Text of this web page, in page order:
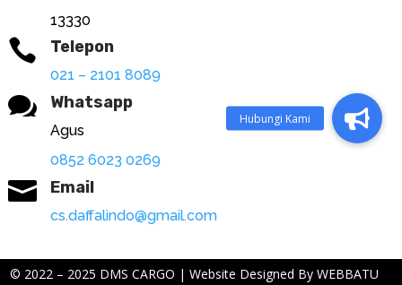
13330
 Telepon
021 – 2101 8089
 Whatsapp
Agus
0852 6023 0269
 Email
cs.daffalindo@gmail.com
© 2022 – 2025 DMS CARGO | Website Designed ByWEBBATU